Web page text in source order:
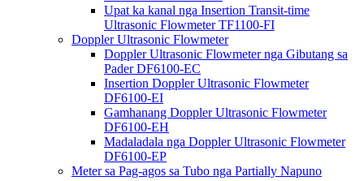
Upat ka kanal nga Insertion Transit-time
Ultrasonic Flowmeter TF1100-FI
Doppler Ultrasonic Flowmeter
Doppler Ultrasonic Flowmeter nga Gibutang sa
Pader DF6100-EC
Insertion Doppler Ultrasonic Flowmeter
DF6100-EI
Gamhanang Doppler Ultrasonic Flowmeter
DF6100-EH
Madaladala nga Doppler Ultrasonic Flowmeter
DF6100-EP
Meter sa Pag-agos sa Tubo nga Partially Napuno